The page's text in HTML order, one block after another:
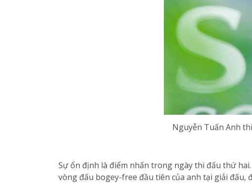
Nguyễn Tuấn Anh
Sự ổn định là điểm nhấn trong ngày thi đấu thứ
vòng đấu bogey-free đầu tiên của anh tại giải